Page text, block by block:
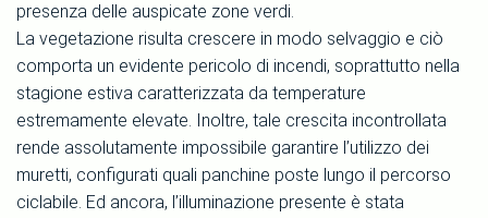
presenza delle auspicate zone verdi.
La vegetazione risulta crescere in modo selvaggio e ciò
comporta un evidente pericolo di incendi, soprattutto nella
stagione estiva caratterizzata da temperature
estremamente elevate. Inoltre, tale crescita incontrollata
rende assolutamente impossibile garantire l’utilizzo dei
muretti, configurati quali panchine poste lungo il percorso
ciclabile. Ed ancora, l’illuminazione presente è stata